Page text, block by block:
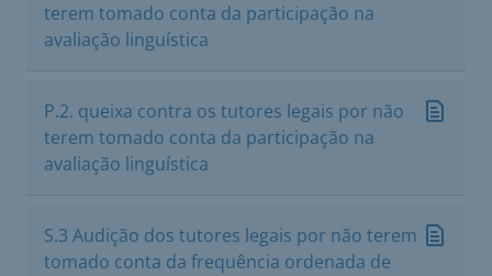
terem tomado conta da participação na
avaliação linguística
P.2. queixa contra os tutores legais por não
terem tomado conta da participação na
avaliação linguística
S.3 Audição dos tutores legais por não terem
tomado conta da frequência ordenada de